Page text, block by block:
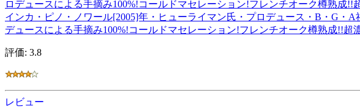
インカ・ピノ・ノワール[2005]年・ヒューライマン氏・プロデュース・B・G・
デュースによる手摘み100%!コールドマセレーション!フレンチオーク樽熟成!!超
評価: 3.8
レビュー